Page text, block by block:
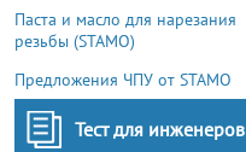
Паста и масло для нарезания
резьбы (STAMO)
Предложения ЧПУ от STAMO
Тест для инженеров